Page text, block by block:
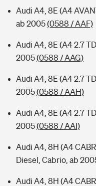
Audi A4, 8E (A4
ab 2005(0588 / AAF)
Audi A4, 8E (A4 2.7
2005(0588 / AAG)
Audi A4, 8E (A4 2.7
2005(0588 / AAH)
Audi A4, 8E (A4 2.7
2005(0588 / AAI)
Audi A4, 8H (A4
Diesel, Cabrio, ab
Audi A4, 8H (A4